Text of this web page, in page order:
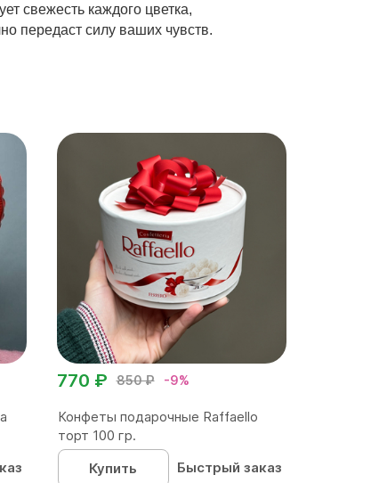
свежесть каждого цветка,
передаст силу ваших чувств.
850 ₽ -9%
770 ₽
Конфеты подарочные Raffaello
торт 100 гр.
Купить
Быстрый заказ